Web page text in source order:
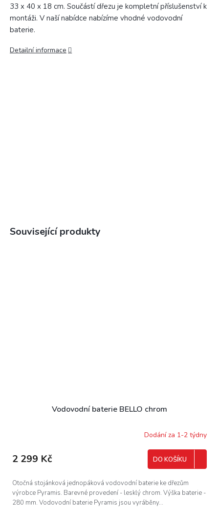
33 x 40 x 18 cm. Součástí dřezu je kompletní příslušenství k
montáži. V naší nabídce nabízíme vhodné vodovodní
baterie.
Detailní informace
Související produkty
Vodovodní baterie BELLO chrom
Dodání za 1-2 týdny
2 299 Kč DO KOŠÍKU
Otočná stojánková jednopáková vodovodní baterie ke dřezům
výrobce Pyramis. Barevné provedení - lesklý chrom. Výška baterie -
280 mm. Vodovodní baterie Pyramis jsou vyráběny...